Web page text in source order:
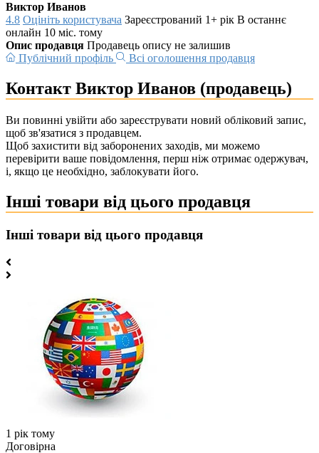
Виктор Иванов
4.8 Оцініть користувача Зареєстрований 1+ рік В останнє
онлайн 10 міс. тому
Опис продавця Продавець опису не залишив
Публічний профіль
Всі оголошення продавця
Контакт Виктор Иванов (продавець)
Ви повинні увійти або зареєструвати новий обліковий запис,
щоб зв'язатися з продавцем.
Щоб захистити від заборонених заходів, ми можемо
перевірити ваше повідомлення, перш ніж отримає одержувач,
і, якщо це необхідно, заблокувати його.
Інші товари від цього продавця
Інші товари від цього продавця
1 рік тому
Договірна